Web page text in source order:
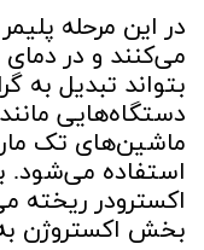
در این مرحله
می‌کنند و در
بتواند تبدیل به
دستگاه‌هایی
ماشین‌های تک
استفاده می‌شود.
اکسترودر ریخته
بخش اکستروژن